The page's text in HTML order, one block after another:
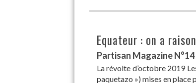
Equateur : on a
Partisan Magazine
La révolte d’octobre 2019
paquetazo ») mises en place